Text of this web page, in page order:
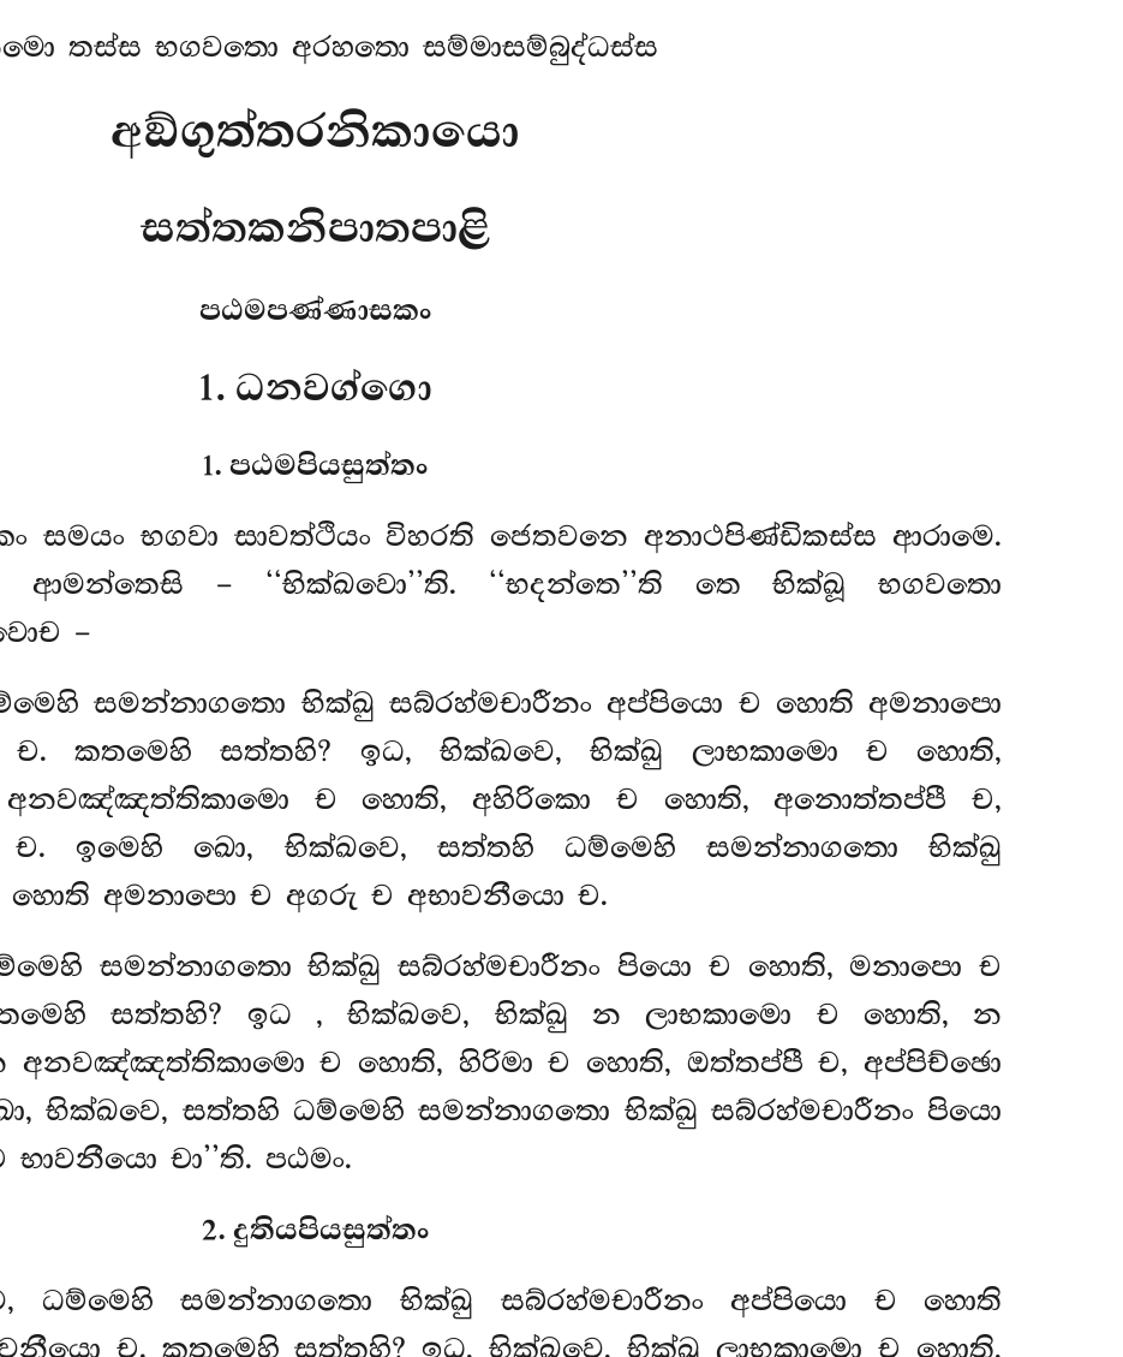
තස්ස භගවතො අරහතො සම්මාසම්බුද්ධස්ස
අඞ්ගුත්තරනිකායො
සත්තකනිපාතපාළි
පඨමපණ්ණාසකං
1. ධනවග්ගො
1. පඨමපියසුත්තං
සමයං භගවා සාවත්ථියං විහරති ජෙතවනෙ අනාථපිණ්ඩිකස්ස ආරාමෙ.
– ‘‘භික්ඛවො’’ති. ‘‘භදන්තෙ’’ති තෙ භික්ඛූ භගවතො
–
සමන්නාගතො භික්ඛු සබ්රහ්මචාරීනං අප්පියො ච හොති අමනාපො
කතමෙහි සත්තහි? ඉධ, භික්ඛවෙ, භික්ඛු ලාභකාමො ච හොති,
අනවඤ්ඤත්තිකාමො ච හොති, අහිරිකො ච හොති, අනොත්තප්පී ච,
ච. ඉමෙහි ඛො, භික්ඛවෙ, සත්තහි ධම්මෙහි සමන්නාගතො භික්ඛු
හොති අමනාපො ච අගරු ච අභාවනීයො ච.
සමන්නාගතො භික්ඛු සබ්රහ්මචාරීනං පියො ච හොති, මනාපො ච
සත්තහි? ඉධ , භික්ඛවෙ, භික්ඛු න ලාභකාමො ච හොති, න
අනවඤ්ඤත්තිකාමො ච හොති, හිරිමා ච හොති, ඔත්තප්පී ච, අප්පිච්ඡො
භික්ඛවෙ, සත්තහි ධම්මෙහි සමන්නාගතො භික්ඛු සබ්රහ්මචාරීනං පියො
චා’’ති. පඨමං.
2. දුතියපියසුත්තං
ධම්මෙහි සමන්නාගතො භික්ඛු සබ්රහ්මචාරීනං අප්පියො ච හොති
ච. කතමෙහි සත්තහි? ඉධ, භික්ඛවෙ, භික්ඛු ලාභකාමො ච හොති,